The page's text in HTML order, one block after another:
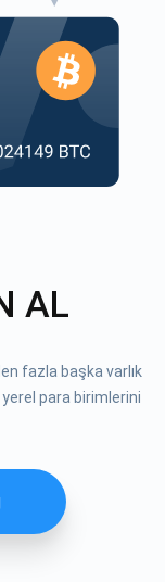
AL
fazla başka varlık
yerel para birimlerini